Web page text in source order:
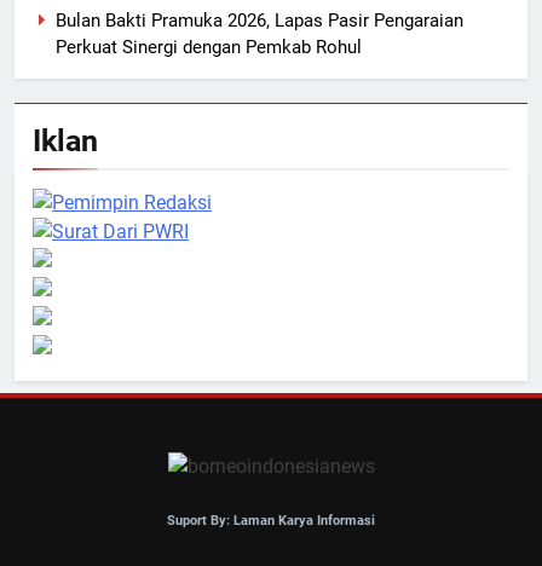
Bulan Bakti Pramuka 2026, Lapas Pasir Pengaraian
Perkuat Sinergi dengan Pemkab Rohul
Iklan
Suport By: Laman Karya Informasi